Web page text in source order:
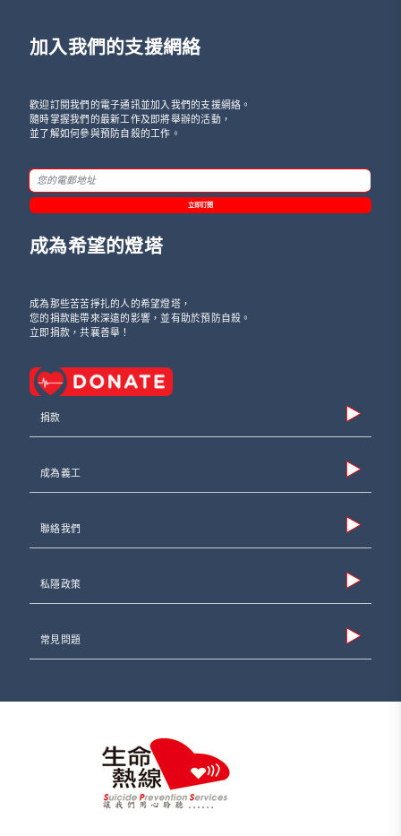
加入我們的支援網絡
歡迎訂閱我們的電子通訊並加入我們的支援網絡。
隨時掌握我們的最新工作及即將舉辦的活動，
並了解如何參與預防自殺的工作。
立即訂閱
成為希望的燈塔
成為那些苦苦掙扎的人的希望燈塔，
您的捐款能帶來深遠的影響，並有助於預防自殺。
立即捐款，共襄善舉！
捐款
成為義工
聯絡我們
私隱政策
常見問題